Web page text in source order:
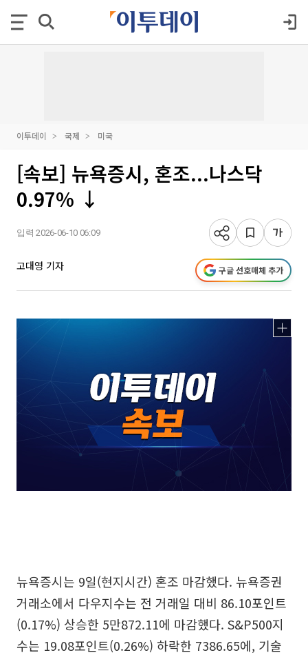
이투데이 국제 미국
[속보] 뉴욕증시, 혼조...나스닥
0.97% ↓
입력 2026-06-10 06:09
고대영 기자 구글 선호매체 추가
뉴욕증시는 9일(현지시간) 혼조 마감했다. 뉴욕증권
거래소에서 다우지수는 전 거래일 대비 86.10포인트
(0.17%) 상승한 5만872.11에 마감했다. S&P500지
수는 19.08포인트(0.26%) 하락한 7386.65에, 기술